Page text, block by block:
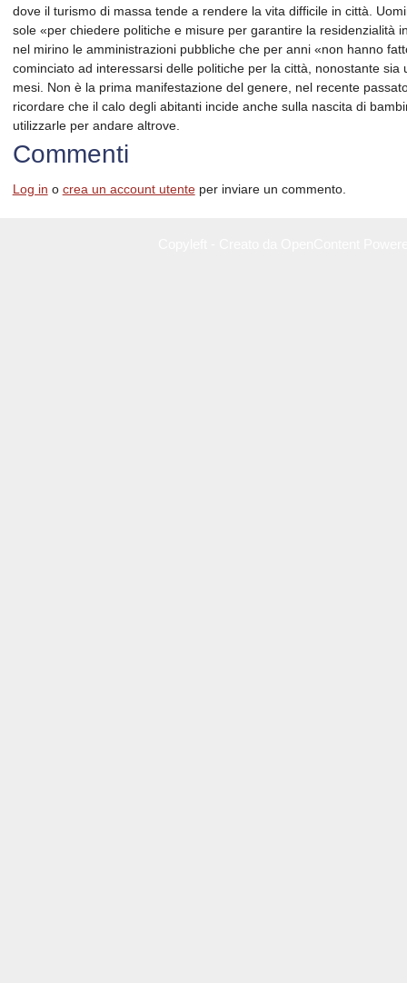
dove il turismo di massa tende a rendere la vita difficile in città.
sole «per chiedere politiche e misure per garantire la residenzialità
nel mirino le amministrazioni pubbliche che per anni «non hanno
cominciato ad interessarsi delle politiche per la città, nonostante
mesi. Non è la prima manifestazione del genere, nel recente
ricordare che il calo degli abitanti incide anche sulla nascita di
utilizzarle per andare altrove.
Commenti
Log in o crea un account utenteper inviare un commento.